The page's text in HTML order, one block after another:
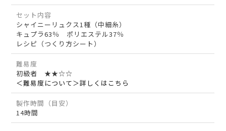
セット内容
シャイニーリュクス1種（中細糸）
キュプラ63％ ポリエステル37％
レシピ（つくり方シート）
難易度
初級者 ★★☆☆
＜難易度について＞詳しくはこちら
製作時間（目安）
14時間